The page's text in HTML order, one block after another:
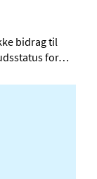
bidrag til
for…